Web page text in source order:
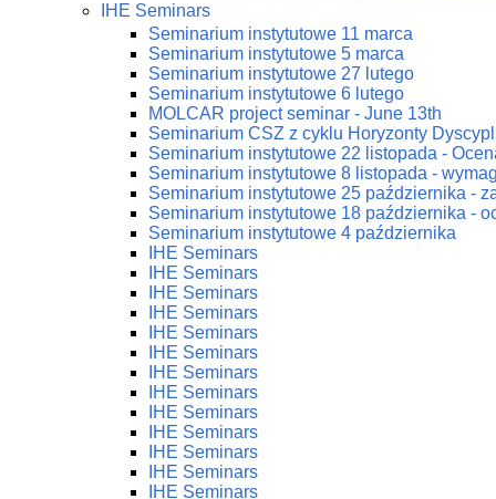
IHE Seminars
Seminarium instytutowe 11 marca
Seminarium instytutowe 5 marca
Seminarium instytutowe 27 lutego
Seminarium instytutowe 6 lutego
MOLCAR project seminar - June 13th
Seminarium CSZ z cyklu Horyzonty
Seminarium instytutowe 22 listopada -
Seminarium instytutowe 8 listopada -
Seminarium instytutowe 25 października -
Seminarium instytutowe 18 października -
Seminarium instytutowe 4 października
IHE Seminars
IHE Seminars
IHE Seminars
IHE Seminars
IHE Seminars
IHE Seminars
IHE Seminars
IHE Seminars
IHE Seminars
IHE Seminars
IHE Seminars
IHE Seminars
IHE Seminars